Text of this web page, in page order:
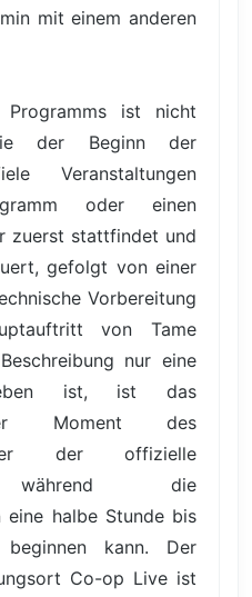
mit einem anderen
ist nicht
der Beginn der
Veranstaltungen
oder einen
zuerst stattfindet und
gefolgt von einer
Vorbereitung
von Tame
nur eine
ist, ist das
Moment des
der offizielle
während die
eine halbe Stunde bis
kann. Der
Co-op Live ist